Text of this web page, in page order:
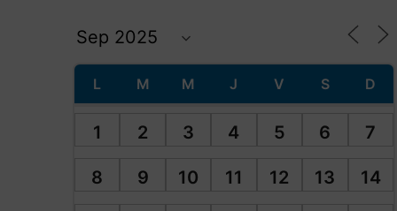
L M M J V S D
1 2 3 4 5 6 7
8 9 10 11 12 13 14